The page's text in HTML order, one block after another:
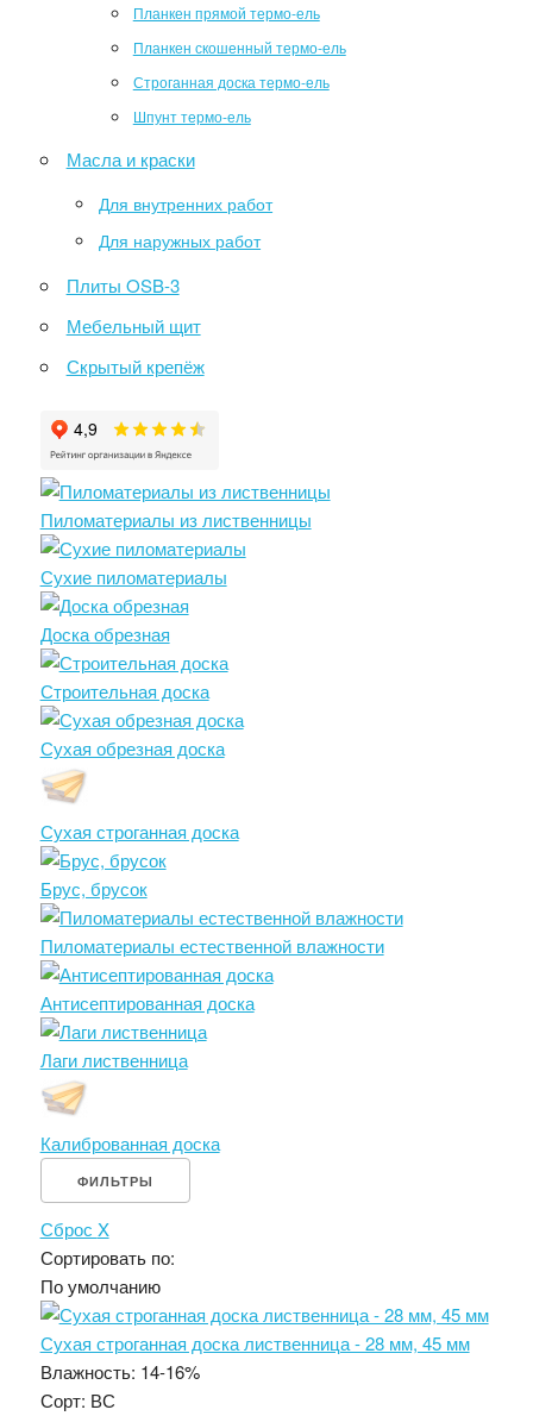
Планкен прямой термо-ель
Планкен скошенный термо-ель
Строганная доска термо-ель
Шпунт термо-ель
Масла и краски
Для внутренних работ
Для наружных работ
Плиты OSB-3
Мебельный щит
Скрытый крепёж
Пиломатериалы из лиственницы
Сухие пиломатериалы
Доска обрезная
Строительная доска
Сухая обрезная доска
Сухая строганная доска
Брус, брусок
Пиломатериалы естественной влажности
Антисептированная доска
Лаги лиственница
Калиброванная доска
ФИЛЬТРЫ
Сброс X
Сортировать по:
По умолчанию
Сухая строганная доска лиственница - 28 мм, 45 мм
Влажность: 14-16%
Сорт: ВС